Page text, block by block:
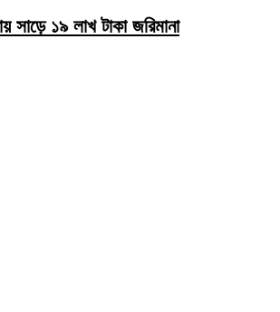
সাড়ে ১৯ লাখ টাকা জরিমানা